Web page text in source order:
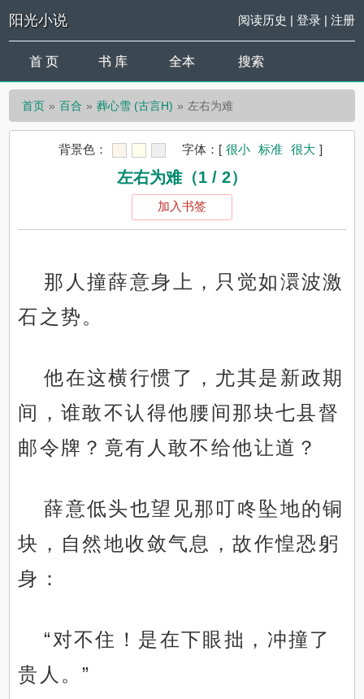
阳光小说 阅读历史 | 登录| 注册
首 页 书 库 全本 搜索
首页 百合 葬心雪 (古言H) 左右为难
背景色： 字体： [ 很小 标准 很大 ]
左右为难（1 / 2）
加入书签
那人撞薛意身上，只觉如澴波激
石之势。
他在这横行惯了，尤其是新政期
间，谁敢不认得他腰间那块七县督
邮令牌？竟有人敢不给他让道？
薛意低头也望见那叮咚坠地的铜
块，自然地收敛气息，故作惶恐躬
身：
“对不住！是在下眼拙，冲撞了
贵人。”